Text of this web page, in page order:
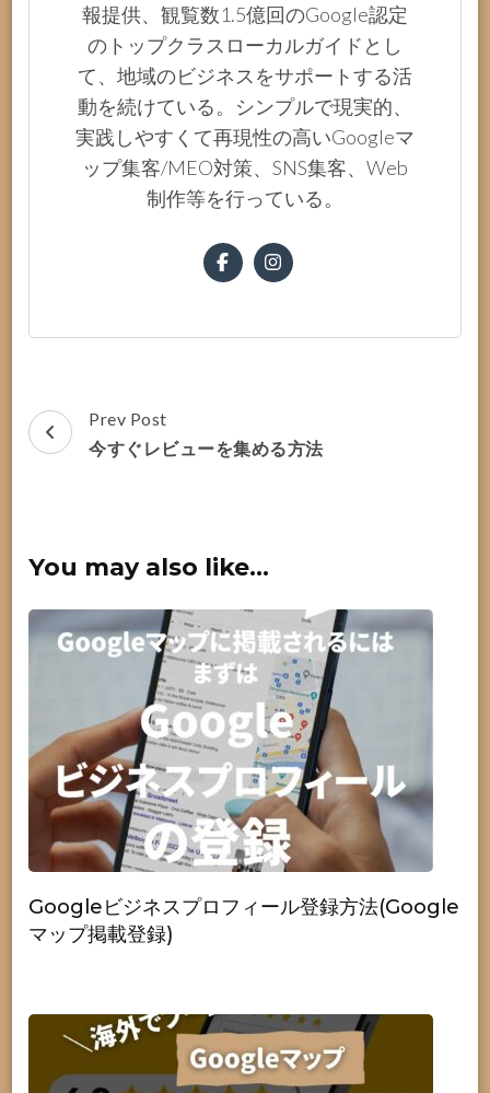
報提供、観覧数1.5億回のGoogle認定
のトップクラスローカルガイドとし
て、地域のビジネスをサポートする活
動を続けている。シンプルで現実的、
実践しやすくて再現性の高いGoogleマ
ップ集客/MEO対策、SNS集客、Web
制作等を行っている。
Post
Navigation
Prev Post
今すぐレビューを集める方法
You may also like...
Googleビジネスプロフィール登録方法(Google
マップ掲載登録)